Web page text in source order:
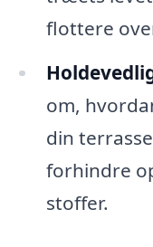
flottere
om,
din
forhindre
stoffer.